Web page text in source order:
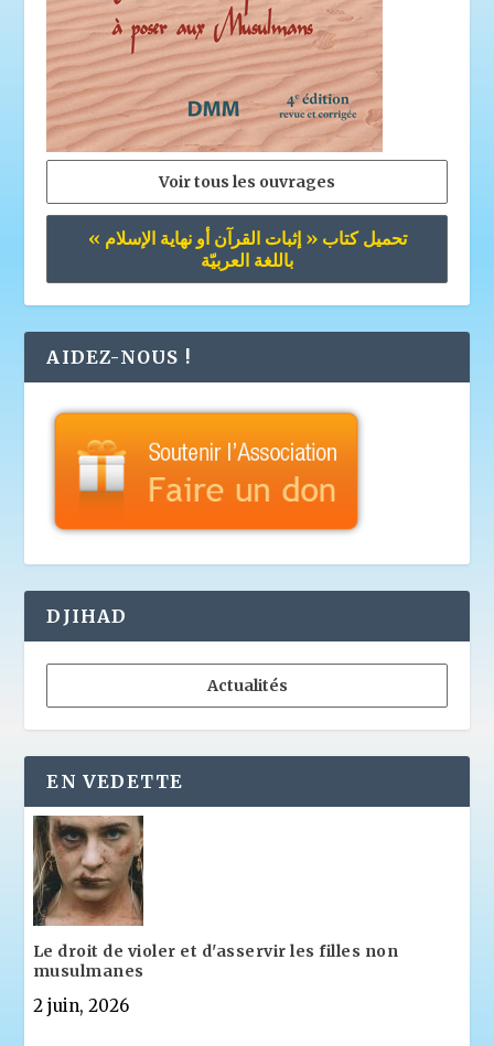
Voir tous les ouvrages
تحميل كتاب « إثبات القرآن أو نهاية الإسلام »
باللغة العربيّة
AIDEZ-NOUS !
DJIHAD
Actualités
EN VEDETTE
Le droit de violer et d'asservir les filles non
musulmanes
2 juin, 2026